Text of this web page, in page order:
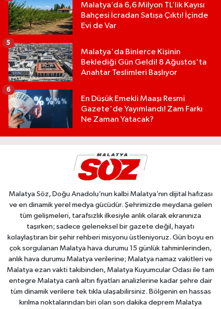
Malatya’da 6,6 Milyon TL’lik Kayısı
Bahçesi İcradan Satışa Çıktı! İçinde
Evi de Var
Malatya'da Binlerce Kişinin
Beklediği Gün Geldi! 8 Ağustos'ta
Anahtar Teslimleri Başlıyor
5
En Düşük Emekli Maaşı Resmi
Gazete'de Yayımlandı! Zam Farkı
Ne Zaman Yatacak?
6
Malatya Söz, Doğu Anadolu’nun kalbi Malatya’nın dijital hafızası
ve en dinamik yerel medya gücüdür. Şehrimizde meydana gelen
tüm gelişmeleri, tarafsızlık ilkesiyle anlık olarak ekranınıza
taşırken; sadece geleneksel bir gazete değil, hayatı
kolaylaştıran bir şehir rehberi misyonu üstleniyoruz. Gün boyu en
çok sorgulanan Malatya hava durumu 15 günlük tahminlerinden,
anlık hava durumu Malatya verilerine; Malatya namaz vakitleri ve
Malatya ezan vakti takibinden, Malatya Kuyumcular Odası ile tam
entegre Malatya canlı altın fiyatları analizlerine kadar şehre dair
tüm dinamik verilere tek tıkla ulaşabilirsiniz. Bölgenin en hassas
kırılma noktalarından biri olan son dakika deprem Malatya